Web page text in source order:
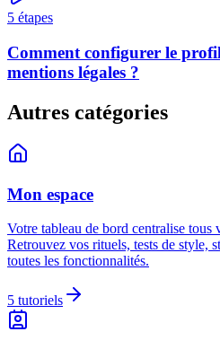
5 étapes
Comment configurer le
mentions légales ?
Autres catégories
Mon espace
Votre tableau de bord centralise tous
Retrouvez vos rituels, tests de style,
toutes les fonctionnalités.
5 tutoriels